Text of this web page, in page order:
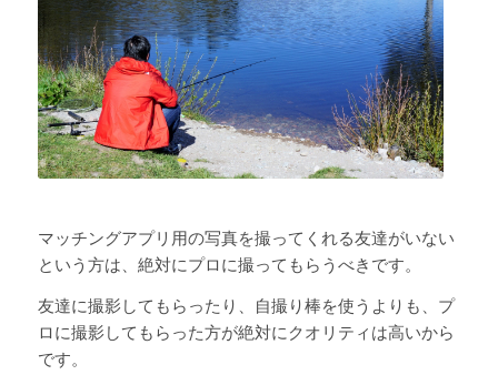
マッチングアプリ用の写真を撮ってくれる友達がいない
という方は、絶対にプロに撮ってもらうべきです。
友達に撮影してもらったり、自撮り棒を使うよりも、プ
ロに撮影してもらった方が絶対にクオリティは高いから
です。